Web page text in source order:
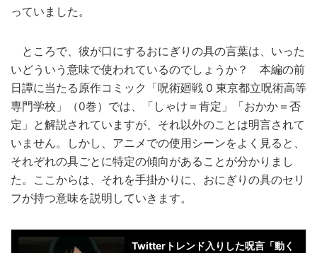
っていました。
ところで、彼が口にするおにぎりの具の言葉は、いった
いどういう意味で使われているのでしょうか？ 本編の前
日譚に当たる原作コミック「呪術廻戦 0 東京都立呪術高等
専門学校」（0巻）では、「しゃけ＝肯定」「おかか＝否
定」と解説されていますが、それ以外のことは明言されて
いません。しかし、アニメでの使用シーンをよく見ると、
それぞれの具ごとに特定の傾向があることが分かりまし
た。ここからは、それを手掛かりに、おにぎりの具のセリ
フが持つ意味を説明していきます。
Twitterトレンド入りした呪言「動く